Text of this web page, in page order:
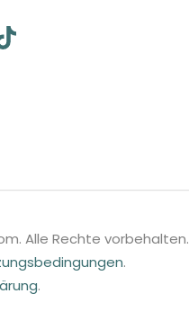
Alle Rechte vorbehalten.
.
.